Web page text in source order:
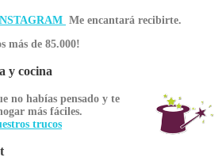
Me encantará recibirte.
más de 85.000!
y cocina
no habías pensado y te
más fáciles.
trucos